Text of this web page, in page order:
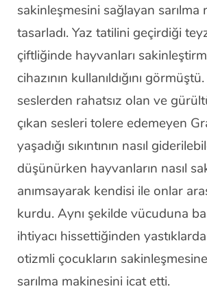
sakinleşmesini sağlayan sarılma
tasarladı. Yaz tatilini geçirdiği
çiftliğinde hayvanları
cihazının kullanıldığını
seslerden rahatsız olan ve
çıkan sesleri tolere edemeyen
yaşadığı sıkıntının nasıl
düşünürken hayvanların nasıl
anımsayarak kendisi ile onlar
kurdu. Aynı şekilde vücuduna
ihtiyacı hissettiğinden
otizmli çocukların
sarılma makinesini icat etti.